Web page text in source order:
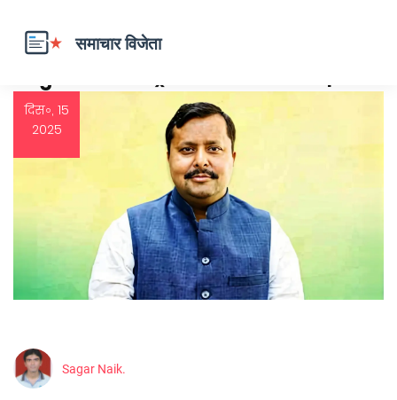
Tag: भाजपा राष्ट्रीय कार्यकारी अध्यक्ष
दिस॰, 15
2025
Sagar Naik.